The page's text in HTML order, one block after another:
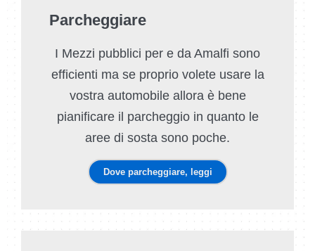
Parcheggiare
I Mezzi pubblici per e da Amalfi sono
efficienti ma se proprio volete usare la
vostra automobile allora è bene
pianificare il parcheggio in quanto le
aree di sosta sono poche.
Dove parcheggiare, leggi